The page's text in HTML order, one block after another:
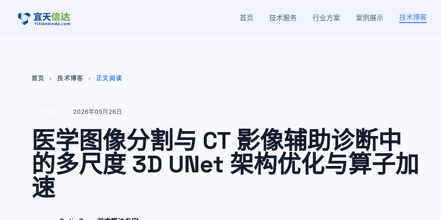
首页 技术服务 行业方案 案例展示 技术博客
首页 chevron_right 技术博客 chevron_right 正文阅读
2026年05月26日
医学图像分割与 CT 影像辅助诊断中
的多尺度 3D UNet 架构优化与算子加
速